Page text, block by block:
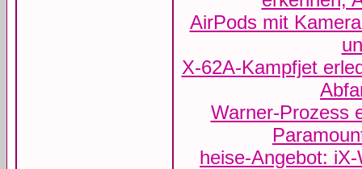
AirPods mit
X-62A-Kampfjet
Warner-Prozess
heise-Angebot: